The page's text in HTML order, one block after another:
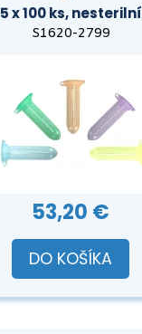
5 x 100 ks, nesterilní
S1620-2799
53,20 €
DO KOŠÍKA